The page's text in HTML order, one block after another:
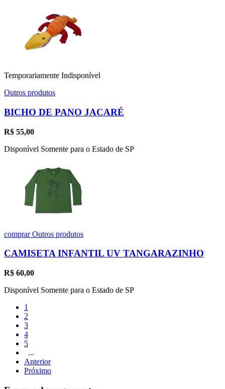
Temporariamente Indisponível
Outros produtos
BICHO DE PANO JACARÉ
R$ 55,00
Disponível Somente para o Estado de SP
comprarOutros produtos
CAMISETA INFANTIL UV TANGARAZINHO
R$ 60,00
Disponível Somente para o Estado de SP
1
2
3
4
5
...
Anterior
Próximo